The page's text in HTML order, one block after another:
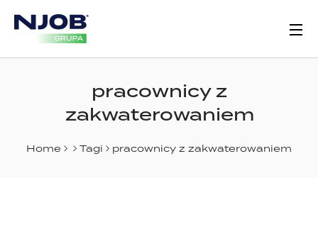
pracownicy z
zakwaterowaniem
Home Tagi pracownicy z zakwaterowaniem